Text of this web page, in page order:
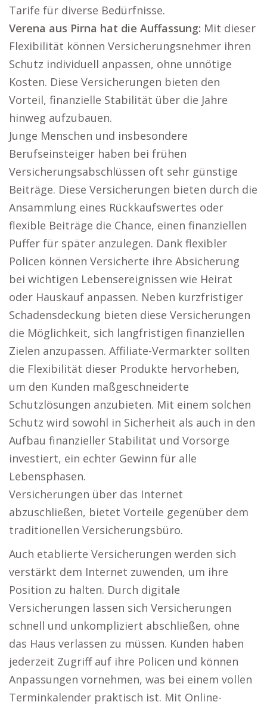
Tarife für diverse Bedürfnisse.
Verena aus Pirna hat die Auffassung: Mit dieser
Flexibilität können Versicherungsnehmer ihren
Schutz individuell anpassen, ohne unnötige
Kosten. Diese Versicherungen bieten den
Vorteil, finanzielle Stabilität über die Jahre
hinweg aufzubauen.
Junge Menschen und insbesondere
Berufseinsteiger haben bei frühen
Versicherungsabschlüssen oft sehr günstige
Beiträge. Diese Versicherungen bieten durch die
Ansammlung eines Rückkaufswertes oder
flexible Beiträge die Chance, einen finanziellen
Puffer für später anzulegen. Dank flexibler
Policen können Versicherte ihre Absicherung
bei wichtigen Lebensereignissen wie Heirat
oder Hauskauf anpassen. Neben kurzfristiger
Schadensdeckung bieten diese Versicherungen
die Möglichkeit, sich langfristigen finanziellen
Zielen anzupassen. Affiliate-Vermarkter sollten
die Flexibilität dieser Produkte hervorheben,
um den Kunden maßgeschneiderte
Schutzlösungen anzubieten. Mit einem solchen
Schutz wird sowohl in Sicherheit als auch in den
Aufbau finanzieller Stabilität und Vorsorge
investiert, ein echter Gewinn für alle
Lebensphasen.
Versicherungen über das Internet
abzuschließen, bietet Vorteile gegenüber dem
traditionellen Versicherungsbüro.
Auch etablierte Versicherungen werden sich
verstärkt dem Internet zuwenden, um ihre
Position zu halten. Durch digitale
Versicherungen lassen sich Versicherungen
schnell und unkompliziert abschließen, ohne
das Haus verlassen zu müssen. Kunden haben
jederzeit Zugriff auf ihre Policen und können
Anpassungen vornehmen, was bei einem vollen
Terminkalender praktisch ist. Mit Online-